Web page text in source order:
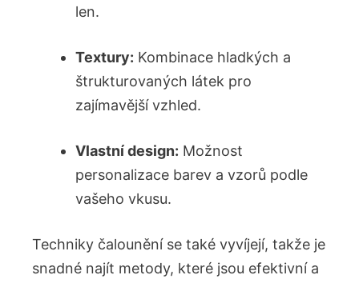
len.
Textury: Kombinace hladkých a
štrukturovaných látek pro
zajímavější vzhled.
Vlastní design: Možnost
personalizace barev a vzorů podle
vašeho vkusu.
Techniky čalounění se také vyvíjejí, takže je
snadné najít metody, které jsou efektivní a